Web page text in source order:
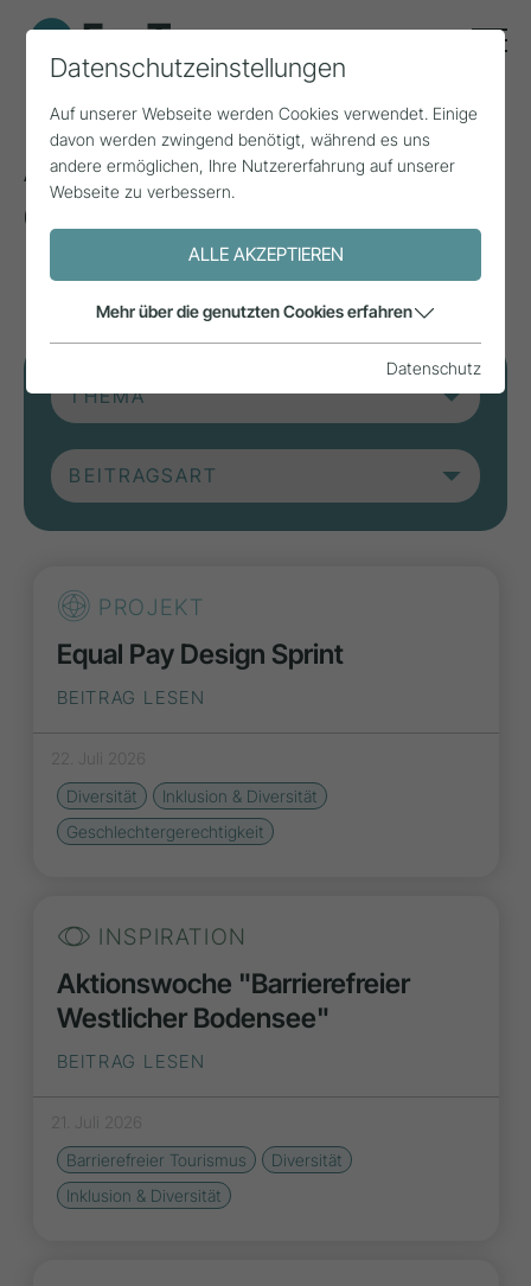
Aktuelle Beiträge aus
der Forschung, Praxis
und aus Projekten.
PROJEKT
Equal Pay Design Sprint
BEITRAG LESEN
22. Juli 2026
Diversität
Inklusion & Diversität
Geschlechtergerechtigkeit
INSPIRATION
Aktionswoche "Barrierefreier
Westlicher Bodensee"
BEITRAG LESEN
21. Juli 2026
Barrierefreier Tourismus
Diversität
Inklusion & Diversität
Datenschutzeinstellungen
Auf unserer Webseite werden Cookies verwendet. Einige
davon werden zwingend benötigt, während es uns
andere ermöglichen, Ihre Nutzererfahrung auf unserer
Webseite zu verbessern.
ALLE AKZEPTIEREN
Mehr über die genutzten Cookies erfahren
Datenschutz